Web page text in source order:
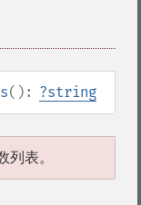
(): ?string
表。